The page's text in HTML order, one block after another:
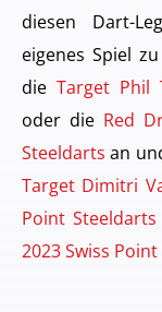
diesen Dart-
eigenes Spiel
die Target Phil
oder die Red
Steeldarts an
Target Dimitri
Point Steeldarts
2023 Swiss